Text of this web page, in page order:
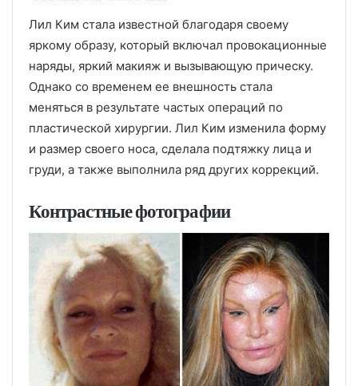
Лил Ким стала известной благодаря своему
яркому образу, который включал провокационные
наряды, яркий макияж и вызывающую прическу.
Однако со временем ее внешность стала
меняться в результате частых операций по
пластической хирургии. Лил Ким изменила форму
и размер своего носа, сделала подтяжку лица и
груди, а также выполнила ряд других коррекций.
Контрастные фотографии